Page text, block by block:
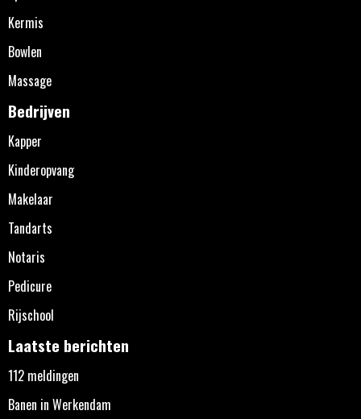
Kermis
Bowlen
Massage
Bedrijven
Kapper
Kinderopvang
Makelaar
Tandarts
Notaris
Pedicure
Rijschool
Laatste berichten
112 meldingen
Banen in Werkendam